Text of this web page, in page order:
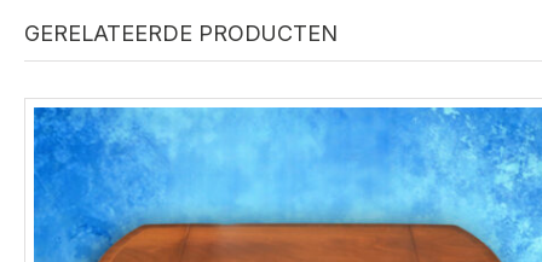
GERELATEERDE PRODUCTEN